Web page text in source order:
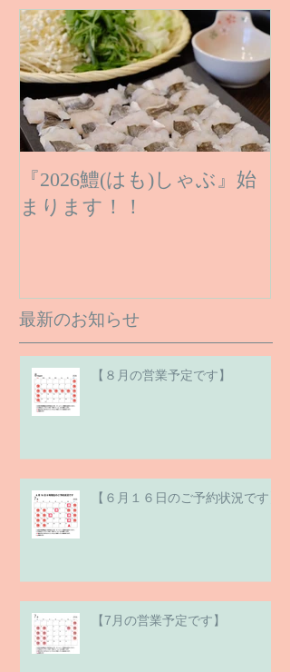
『2026鱧(はも)しゃぶ』始
まります！！
最新のお知らせ
【８月の営業予定です】
【６月１６日のご予約状況です】
【7月の営業予定です】